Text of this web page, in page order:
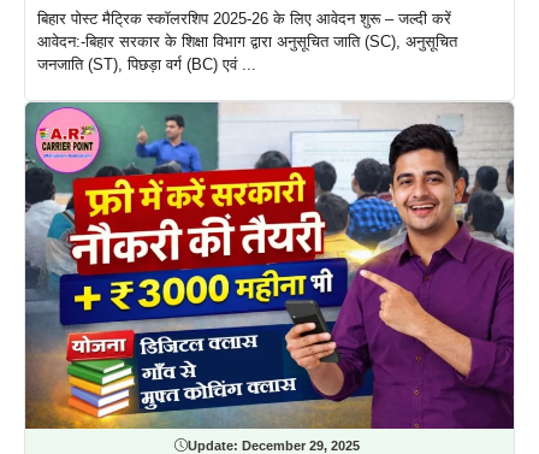
बिहार पोस्ट मैट्रिक स्कॉलरशिप 2025-26 के लिए आवेदन शुरू – जल्दी करें
आवेदन:-बिहार सरकार के शिक्षा विभाग द्वारा अनुसूचित जाति (SC), अनुसूचित
जनजाति (ST), पिछड़ा वर्ग (BC) एवं ...
Update: December 29, 2025